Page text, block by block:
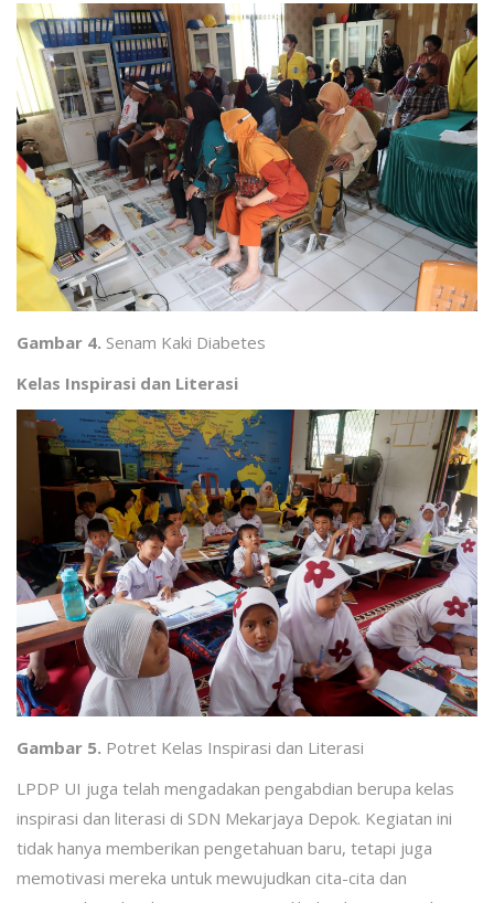
Gambar 4. Senam Kaki Diabetes
Kelas Inspirasi dan Literasi
Gambar 5. Potret Kelas Inspirasi dan Literasi
LPDP UI juga telah mengadakan pengabdian berupa kelas
inspirasi dan literasi di SDN Mekarjaya Depok. Kegiatan ini
tidak hanya memberikan pengetahuan baru, tetapi juga
memotivasi mereka untuk mewujudkan cita-cita dan